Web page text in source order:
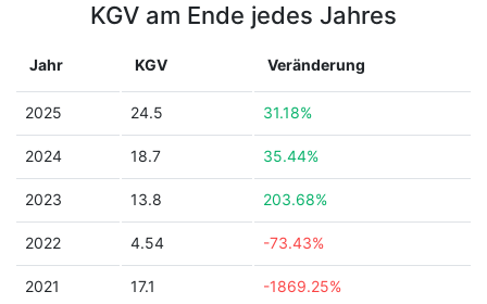
KGV am Ende jedes Jahres
Jahr KGV Veränderung
2025 24.5 31.18%
2024 18.7 35.44%
2023 13.8 203.68%
2022 4.54 -73.43%
2021 17.1 -1869.25%